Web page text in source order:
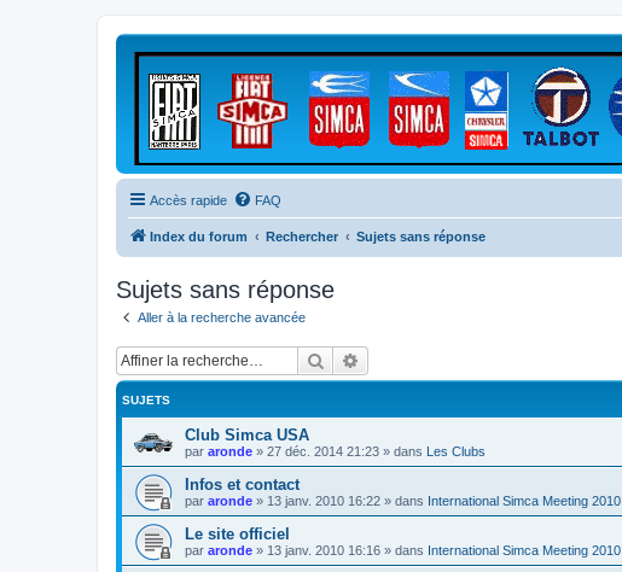
Accès rapide FAQ
Index du forum Rechercher Sujets sans réponse
Sujets sans réponse
Aller à la recherche avancée
Rechercher
SUJETS
Club Simca USA
par aronde » 27 déc. 2014 21:23 » dans Les Clubs
Infos et contact
par aronde » 13 janv. 2010 16:22 » dans International Simca Meeting 2010
Le site officiel
par aronde » 13 janv. 2010 16:16 » dans International Simca Meeting 2010